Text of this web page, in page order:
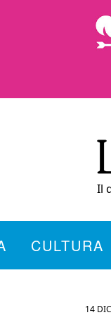
Il
CULTURA
14